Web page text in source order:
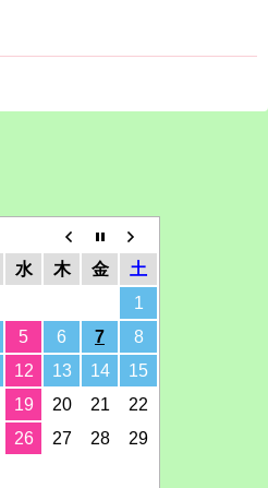
水 木 金
土
1
5 6 7
8
12 13 14
15
19 20 21
22
26 27 28
29